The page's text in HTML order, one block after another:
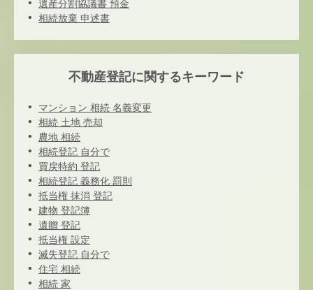
遺産分割協議書 預金
相続放棄 申述書
不動産登記に関するキーワード
マンション 相続 名義変更
相続 土地 売却
農地 相続
相続登記 自分で
買戻特約 登記
相続登記 義務化 罰則
抵当権 抹消 登記
建物 登記簿
遺贈 登記
抵当権 設定
滅失登記 自分で
住宅 相続
相続 家